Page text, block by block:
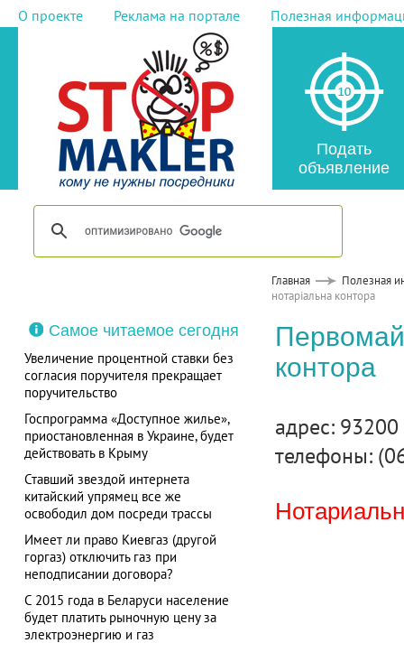
О проекте Реклама на портале Полезная
Подать
объявление
Главная
Полезная
нотаріальна контора
Самое читаемое сегодня
Увеличение процентной ставки без
согласия поручителя прекращает
поручительство
Госпрограмма «Доступное жилье»,
приостановленная в Украине, будет
действовать в Крыму
Ставший звездой интернета
китайский упрямец все же
освободил дом посреди трассы
Имеет ли право Киевгаз (другой
горгаз) отключить газ при
неподписании договора?
С 2015 года в Беларуси население
будет платить рыночную цену за
электроэнергию и газ
контора
адрес: 93200
телефоны: